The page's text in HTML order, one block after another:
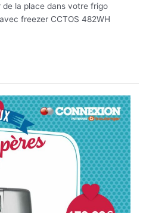
la place dans votre frigo
freezer CCTOS 482WH